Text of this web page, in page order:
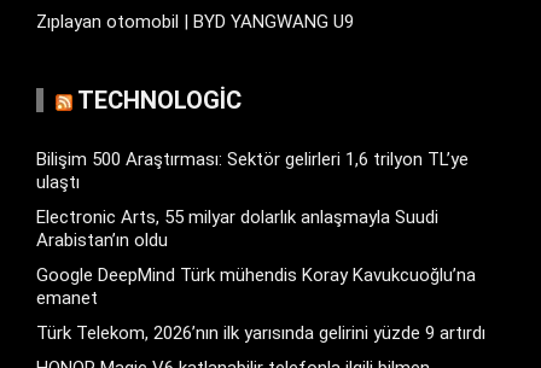
Zıplayan otomobil | BYD YANGWANG U9
TECHNOLOGIC
Bilişim 500 Araştırması: Sektör gelirleri 1,6 trilyon TL’ye
ulaştı
Electronic Arts, 55 milyar dolarlık anlaşmayla Suudi
Arabistan’ın oldu
Google DeepMind Türk mühendis Koray Kavukcuoğlu’na
emanet
Türk Telekom, 2026’nın ilk yarısında gelirini yüzde 9 artırdı